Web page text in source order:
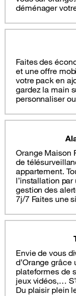
déménager
Faites des
et une offre
votre pack en
gardez la main
personnaliser
Orange Maison
de
appartement.
l’installation
gestion des
7j/7 Faites une
Envie de vous
d’Orange grâce
plateformes de
jeux vidéos,…
Du plaisir plein